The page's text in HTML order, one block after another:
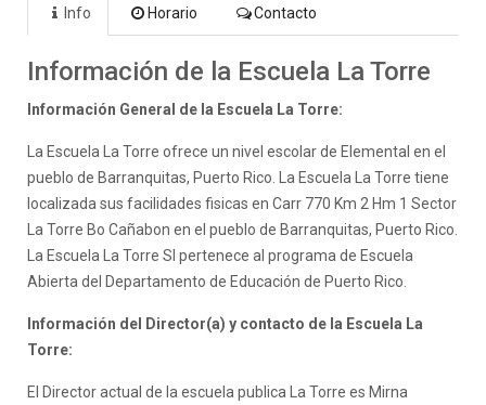
Info Horario Contacto
Información de la Escuela La Torre
Información General de la Escuela La Torre:
La Escuela La Torre ofrece un nivel escolar de Elemental en el
pueblo de Barranquitas, Puerto Rico. La Escuela La Torre tiene
localizada sus facilidades fisicas en Carr 770 Km 2 Hm 1 Sector
La Torre Bo Cañabon en el pueblo de Barranquitas, Puerto Rico.
La Escuela La Torre SI pertenece al programa de Escuela
Abierta del Departamento de Educación de Puerto Rico.
Información del Director(a) y contacto de la Escuela La
Torre:
El Director actual de la escuela publica La Torre es Mirna